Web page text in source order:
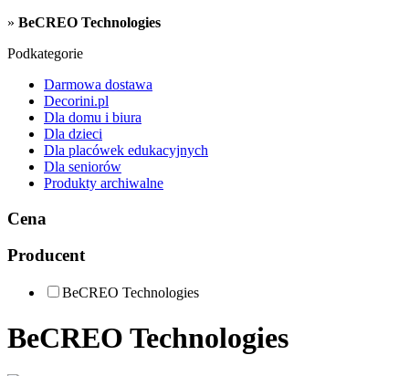
» BeCREO Technologies
Podkategorie
Darmowa dostawa
Decorini.pl
Dla domu i biura
Dla dzieci
Dla placówek edukacyjnych
Dla seniorów
Produkty archiwalne
Cena
Producent
BeCREO Technologies
BeCREO Technologies